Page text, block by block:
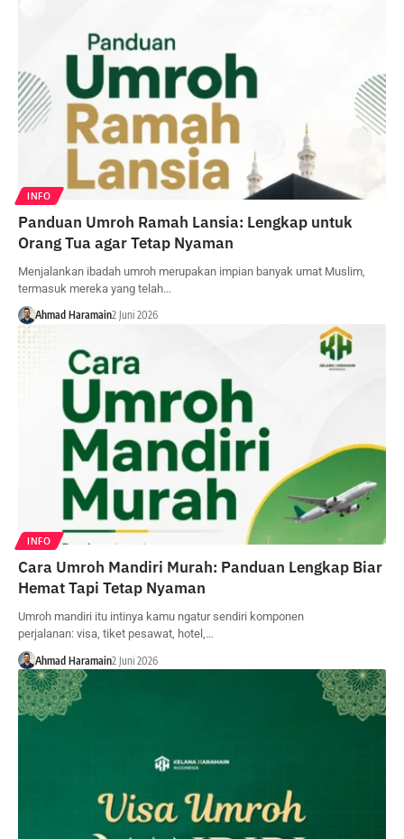
INFO
Panduan Umroh Ramah Lansia: Lengkap untuk
Orang Tua agar Tetap Nyaman
Menjalankan ibadah umroh merupakan impian banyak umat Muslim,
termasuk mereka yang telah…
Ahmad Haramain2 Juni 2026
INFO
Cara Umroh Mandiri Murah: Panduan Lengkap Biar
Hemat Tapi Tetap Nyaman
Umroh mandiri itu intinya kamu ngatur sendiri komponen
perjalanan: visa, tiket pesawat, hotel,…
Ahmad Haramain2 Juni 2026